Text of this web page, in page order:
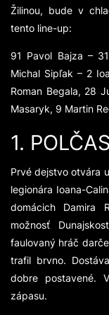
Žilinou, bude v
tento line-up:
91 Pavol Bajza –
Michal Sipľak – 2
Roman Begala, 28
Masaryk, 9 Martin
1. POLČAS
Prvé dejstvo otvára
legionára Ioana-
domácich Damira
možnosť
faulovaný hráč
trafil brvno.
dobre postavené.
zápasu.